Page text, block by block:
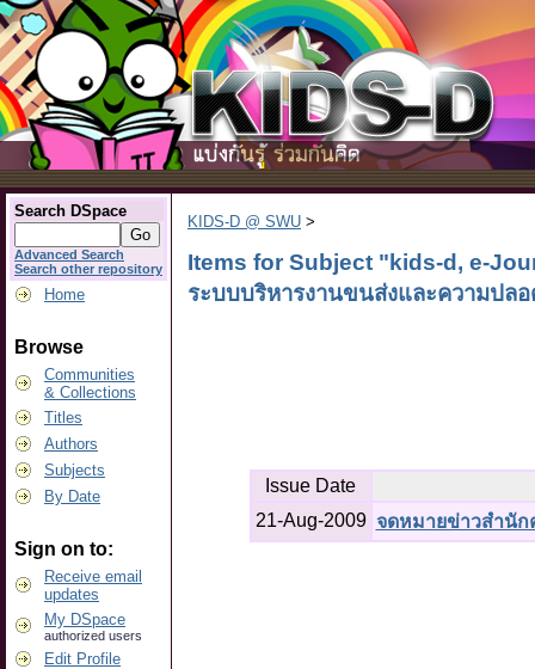
Search DSpace
Advanced Search
Search other repository
Home
Browse
Communities
& Collections
Titles
Authors
Subjects
By Date
Sign on to:
Receive email
updates
My DSpace
authorized users
Edit Profile
KIDS-D @ SWU >
Items for Subject "kids-d, e-
ระบบบริหารงานขนส่งและความปล
Issue Date
21-Aug-2009 จดหมายข่าวสำนัก